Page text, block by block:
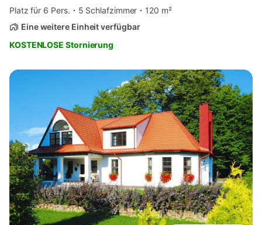
Platz für 6 Pers.
5 Schlafzimmer
120 m²
Eine weitere Einheit verfügbar
KOSTENLOSE Stornierung